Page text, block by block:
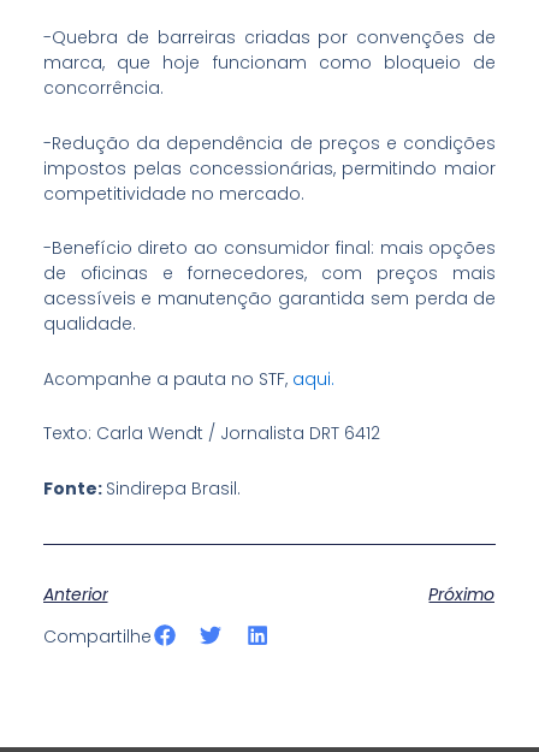
-Quebra de barreiras criadas por convenções de
marca, que hoje funcionam como bloqueio de
concorrência.
-Redução da dependência de preços e condições
impostos pelas concessionárias, permitindo maior
competitividade no mercado.
-Benefício direto ao consumidor final: mais opções
de oficinas e fornecedores, com preços mais
acessíveis e manutenção garantida sem perda de
qualidade.
Acompanhe a pauta no STF, aqui.
Texto: Carla Wendt / Jornalista DRT 6412
Fonte: Sindirepa Brasil.
Anterior
Próximo
Compartilhe
S
h
a
a
S
h
a